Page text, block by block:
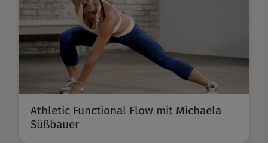
Athletic Functional Flow mit Michaela
Süßbauer